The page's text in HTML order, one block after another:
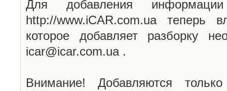
Для добавления
http://www.iCAR.com.ua теперь
которое добавляет разборку
icar@icar.com.ua .
Внимание! Добавляются